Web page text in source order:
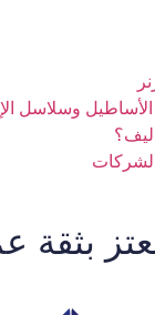
وسلاسل
بثقة